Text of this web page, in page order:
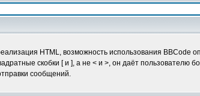
HTML, возможность использования
скобки [ и ], а не < и >, он даёт
сообщений.